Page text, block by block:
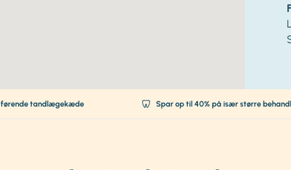
førende tandlægekæde Spar op til 40% på især større